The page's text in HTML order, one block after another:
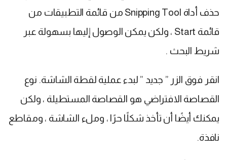
حذف أداة Snipping Tool من قائمة التطبيقات من
قائمة Start ، ولكن يمكن الوصول إليها بسهولة عبر
شريط البحث .
انقر فوق الزر ” جديد ” لبدء عملية لقطة الشاشة. نوع
القصاصة الافتراضي هو القصاصة المستطيلة ، ولكن
يمكنك أيضًا أن تأخذ شكلًا حرًا ، وملء الشاشة ، ومقاطع
نافذة.